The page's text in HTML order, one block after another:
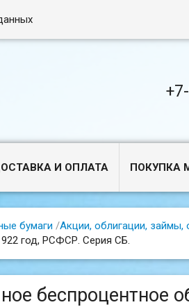
И ОПЛАТА ПОКУПКА
бумаги /Акции, облигации, займы,
год, РСФСР. Серия СБ.
беспроцентное